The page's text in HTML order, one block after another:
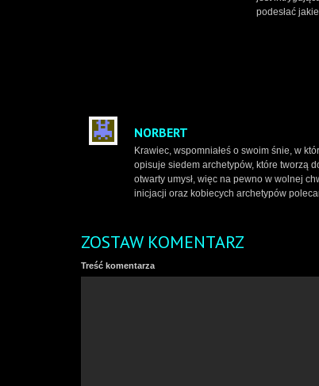
podesłać
NORBERT
Krawiec, wspomniałeś o swoim śnie, w
opisuje siedem archetypów, które tworzą
otwarty umysł, więc na pewno w wolnej
inicjacji oraz kobiecych archetypów
ZOSTAW KOMENTARZ
Treść komentarza